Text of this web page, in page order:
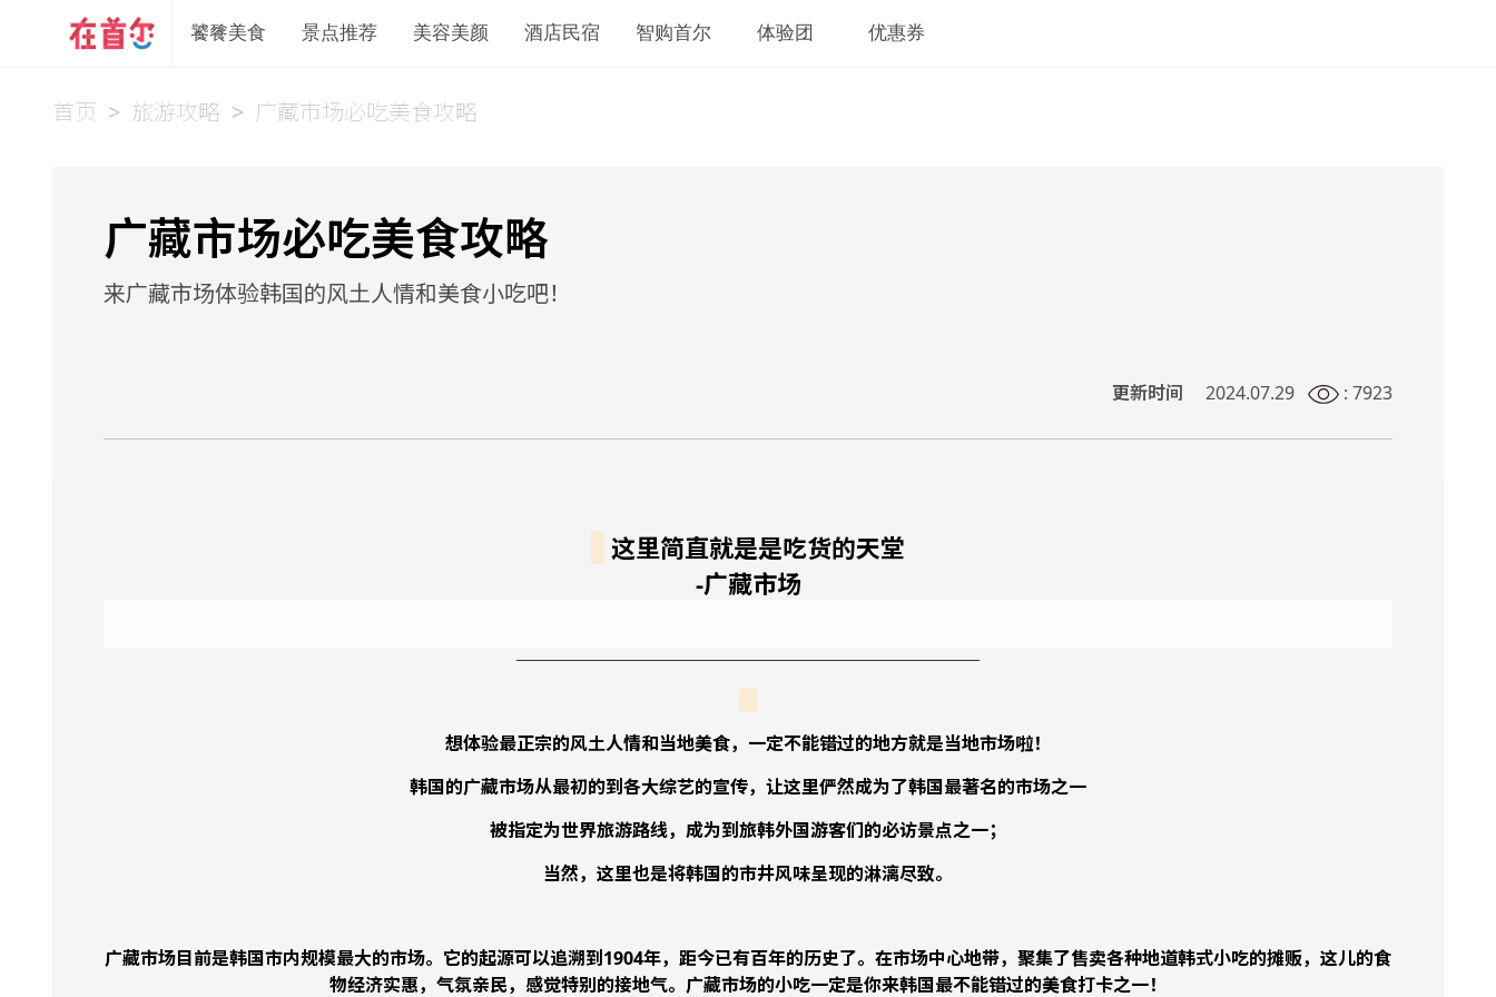
饕餮美食 景点推荐 美容美颜 酒店民宿 智购首尔 体验团 优惠券
首页 > 旅游攻略 > 广藏市场必吃美食攻略
广藏市场必吃美食攻略
来广藏市场体验韩国的风土人情和美食小吃吧！
更新时间 2024.07.29 : 7923
这里简直就是是吃货的天堂
-广藏市场
——————————————————————————
想体验最正宗的风土人情和当地美食，一定不能错过的地方就是当地市场啦！
韩国的广藏市场从最初的到各大综艺的宣传，让这里俨然成为了韩国最著名的市场之一
被指定为世界旅游路线，成为到旅韩外国游客们的必访景点之一；
当然，这里也是将韩国的市井风味呈现的淋漓尽致。
广藏市场目前是韩国市内规模最大的市场。它的起源可以追溯到1904年，距今已有百年的历史了。在市场中心地带，聚集了售卖各种地道韩式小吃的摊贩，这儿的食
物经济实惠，气氛亲民，感觉特别的接地气。广藏市场的小吃一定是你来韩国最不能错过的美食打卡之一！